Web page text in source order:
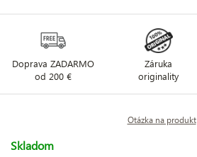
Doprava ZADARMO
od 200 €
Záruka
originality
Otázka na produkt
Skladom